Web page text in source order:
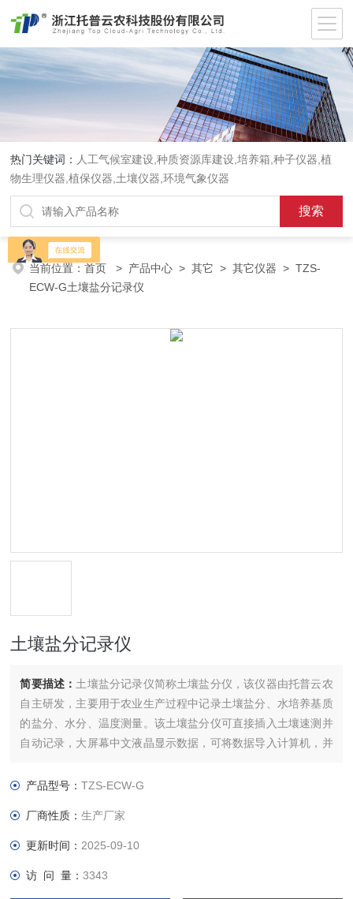
热门关键词： 人工气候室建设,种质资源库建设,培养箱,种子仪器,植
物生理仪器,植保仪器,土壤仪器,环境气象仪器
当前位置：首页 > 产品中心 >其它 >其它仪器 > TZS-
ECW-G土壤盐分记录仪
土壤盐分记录仪
简要描述： 土壤盐分记录仪简称土壤盐分仪，该仪器由托普云农
自主研发，主要用于农业生产过程中记录土壤盐分、水培养基质
的盐分、水分、温度测量。该土壤盐分仪可直接插入土壤速测并
自动记录，大屏幕中文液晶显示数据，可将数据导入计算机，并
产品型号：TZS-ECW-G
厂商性质：生产厂家
更新时间： 2025-09-10
访 问 量：3343